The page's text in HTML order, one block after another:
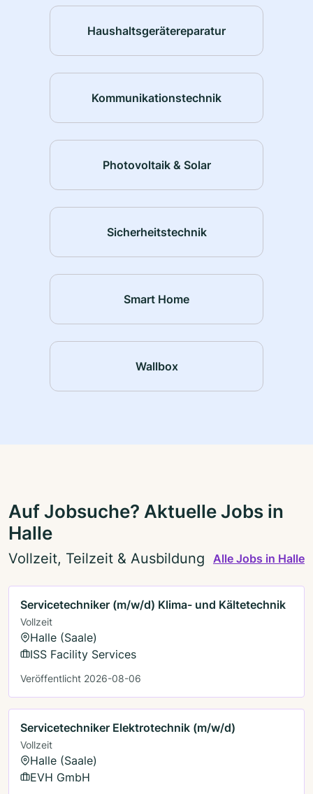
Haushaltsgerätereparatur
Kommunikationstechnik
Photovoltaik & Solar
Sicherheitstechnik
Smart Home
Wallbox
Auf Jobsuche? Aktuelle Jobs in
Halle
Vollzeit, Teilzeit & Ausbildung Alle Jobs in Halle
Servicetechniker (m/w/d) Klima- und Kältetechnik
Vollzeit
Halle (Saale)
ISS Facility Services
Veröffentlicht 2026-08-06
Servicetechniker Elektrotechnik (m/w/d)
Vollzeit
Halle (Saale)
EVH GmbH